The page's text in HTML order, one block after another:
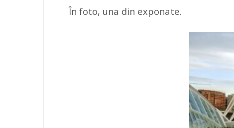
În foto, una din exponate.